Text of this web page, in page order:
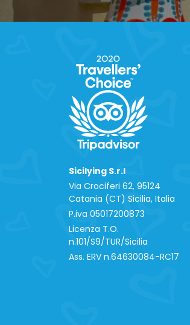
Sicilying S.r.l
Via Crociferi 62, 95124
Catania (CT) Sicilia, Italia
P.iva 0‍5017200873
Licenza T.O.
n.101/S9/TUR/Sicilia
Ass. ERV n.64630084-RC17